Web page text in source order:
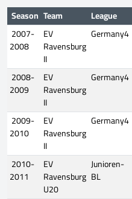
Season Team League
2007-
2008
EV
Ravensburg
II
Germany4
2008-
2009
EV
Ravensburg
II
Germany4
2009-
2010
EV
Ravensburg
II
Germany4
2010-
2011
EV
Ravensburg
U20
Junioren-
BL